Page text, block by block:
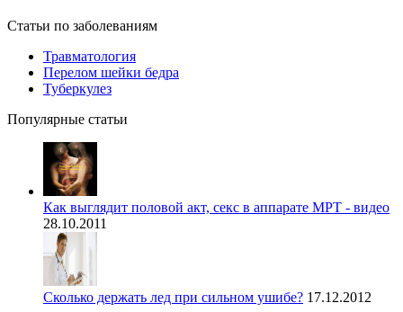
Статьи по заболеваниям
Травматология
Перелом шейки бедра
Туберкулез
Популярные статьи
Как выглядит половой акт, секс в аппарате МРТ - видео
28.10.2011
Сколько держать лед при сильном ушибе? 17.12.2012